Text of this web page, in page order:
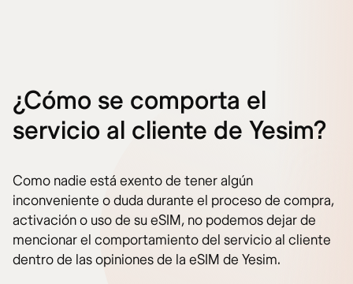
¿Cómo se comporta el
servicio al cliente de Yesim?
Como nadie está exento de tener algún
inconveniente o duda durante el proceso de compra,
activación o uso de su eSIM, no podemos dejar de
mencionar el comportamiento del servicio al cliente
dentro de las opiniones de la eSIM de Yesim.